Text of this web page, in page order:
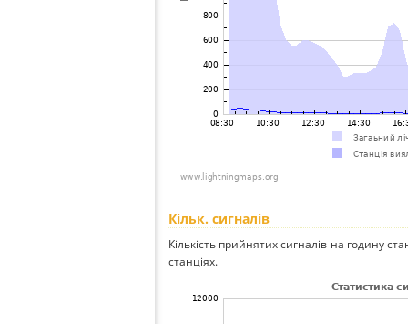
Кільк. сигналів
Кількість прийнятих сигналів на годину
станціях.